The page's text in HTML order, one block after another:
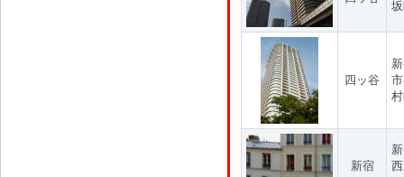
四ッ谷
新宿